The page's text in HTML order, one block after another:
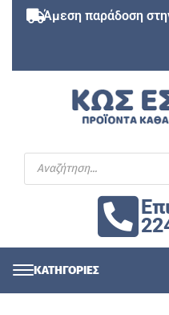
Άμεση παράδοση